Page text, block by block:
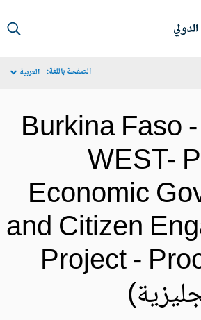
الصفحة باللغة: العربية
Burkina
WEST-
Economic
and Citizen
Project -